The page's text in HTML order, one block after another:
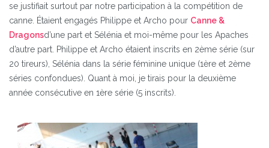
se justifiait surtout par notre participation à la compétition de
canne. Étaient engagés Philippe et Archo pour Canne &
Dragonsd’une part et Sélénia et moi-même pour les Apaches
d’autre part. Philippe et Archo étaient inscrits en 2ème série (sur
20 tireurs), Sélénia dans la série féminine unique (1ère et 2ème
séries confondues). Quant à moi, je tirais pour la deuxième
année consécutive en 1ère série (5 inscrits).